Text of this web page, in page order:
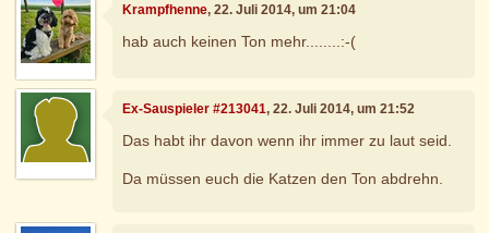
Krampfhenne, 22. Juli 2014, um 21:04
hab auch keinen Ton mehr........:-(
Ex-Sauspieler #213041, 22. Juli 2014, um 21:52
Das habt ihr davon wenn ihr immer zu laut seid.
Da müssen euch die Katzen den Ton abdrehn.